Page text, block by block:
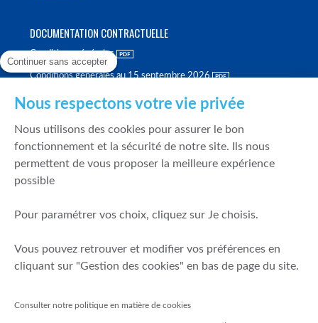
DOCUMENTATION CONTRACTUELLE
Conditions générales
Conditions générales au 15 septembre 2026
Politique de meilleure sélection
Politique de durabilité
Fonds de garantie des dépôts et de résolution
Mentions légales
Prévention de la fraude
Continuer sans accepter
Nous respectons votre vie privée
Nous utilisons des cookies pour assurer le bon
fonctionnement et la sécurité de notre site. Ils nous
permettent de vous proposer la meilleure expérience
possible
Pour paramétrer vos choix, cliquez sur Je choisis.
Vous pouvez retrouver et modifier vos préférences en
cliquant sur "Gestion des cookies" en bas de page du site.
Consulter notre politique en matière de cookies